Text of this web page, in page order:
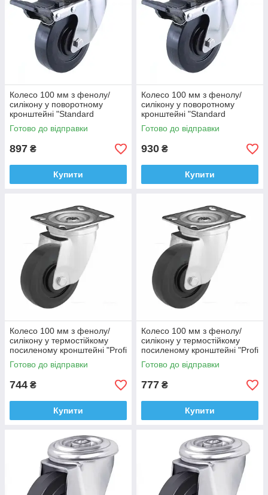
Колесо 100 мм з фенолу/
силікону у поворотному
кронштейні "Standard
Thermo" з майданчиком і
гальмом (-40 +260°С), втулка
Готово до відправки
897 ₴
Купити
Колесо 100 мм з фенолу/
силікону у поворотному
кронштейні "Standard
Thermo" з майданчиком і
гальмом (-40 +260°С), втулка
Готово до відправки
930 ₴
Купити
Колесо 100 мм з фенолу/
силікону у термостійкому
посиленому кронштейні "Profi
Thermo" з майданчиком (-40
+260°С), втулка сталь
Готово до відправки
744 ₴
Купити
Колесо 100 мм з фенолу/
силікону у термостійкому
посиленому кронштейні "Profi
Thermo" з майданчиком (-40
+260°С), втулка тефлон
Готово до відправки
777 ₴
Купити